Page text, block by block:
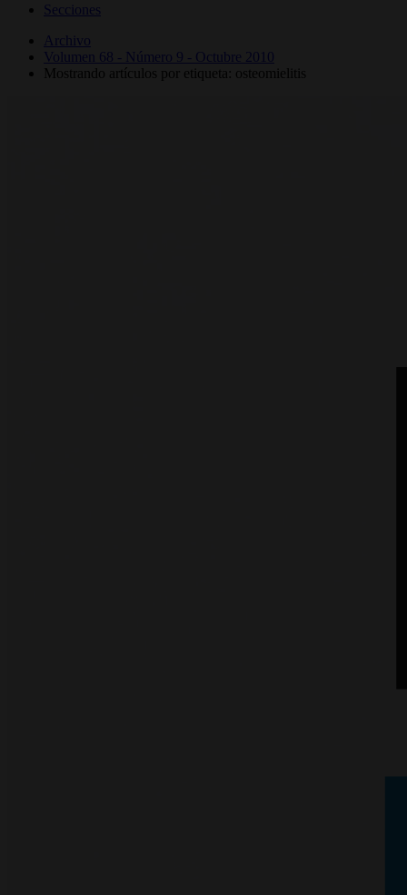
Secciones
Archivo
Volumen 68 - Número 9 - Octubre 2010
Mostrando artículos por etiqueta: osteomielitis